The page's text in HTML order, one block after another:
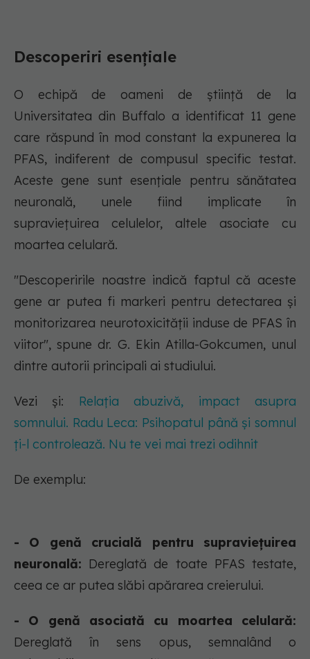
Descoperiri esențiale
O echipă de oameni de știință de la
Universitatea din Buffalo a identificat 11 gene
care răspund în mod constant la expunerea la
PFAS, indiferent de compusul specific testat.
Aceste gene sunt esențiale pentru sănătatea
neuronală, unele fiind implicate în
supraviețuirea celulelor, altele asociate cu
moartea celulară.
"Descoperirile noastre indică faptul că aceste
gene ar putea fi markeri pentru detectarea și
monitorizarea neurotoxicității induse de PFAS în
viitor", spune dr. G. Ekin Atilla-Gokcumen, unul
dintre autorii principali ai studiului.
Vezi și: Relația abuzivă, impact asupra
somnului. Radu Leca: Psihopatul până și somnul
ți-l controlează. Nu te vei mai trezi odihnit
De exemplu:
- O genă crucială pentru supraviețuirea
neuronală: Dereglată de toate PFAS testate,
ceea ce ar putea slăbi apărarea creierului.
- O genă asociată cu moartea celulară:
Dereglată în sens opus, semnalând o